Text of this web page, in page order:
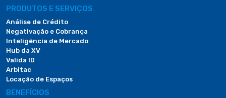
PRODUTOS E SERVIÇOS
Análise de Crédito
Negativação e Cobrança
Inteligência de Mercado
Hub da XV
Valida ID
Arbitac
Locação de Espaços
BENEFÍCIOS